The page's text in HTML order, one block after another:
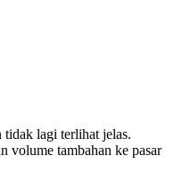
tidak lagi terlihat jelas.
volume tambahan ke pasar